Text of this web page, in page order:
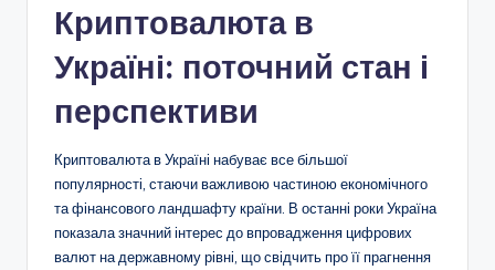
Криптовалюта в
Україні: поточний стан і
перспективи
Криптовалюта в Україні набуває все більшої
популярності, стаючи важливою частиною економічного
та фінансового ландшафту країни. В останні роки Україна
показала значний інтерес до впровадження цифрових
валют на державному рівні, що свідчить про її прагнення